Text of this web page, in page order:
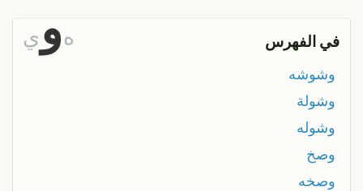
في الفهرس هو ي
وشوشه
وشولة
وشوله
وصخ
وصخه